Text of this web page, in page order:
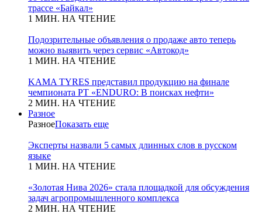
трассе «Байкал»
1 МИН. НА ЧТЕНИЕ
Подозрительные объявления о продаже авто теперь
можно выявить через сервис «Автокод»
1 МИН. НА ЧТЕНИЕ
KAMA TYRES представил продукцию на финале
чемпионата РТ «ENDURO: В поисках нефти»
2 МИН. НА ЧТЕНИЕ
Разное
РазноеПоказать еще
Эксперты назвали 5 самых длинных слов в русском
языке
1 МИН. НА ЧТЕНИЕ
«Золотая Нива 2026» стала площадкой для обсуждения
задач агропромышленного комплекса
2 МИН. НА ЧТЕНИЕ